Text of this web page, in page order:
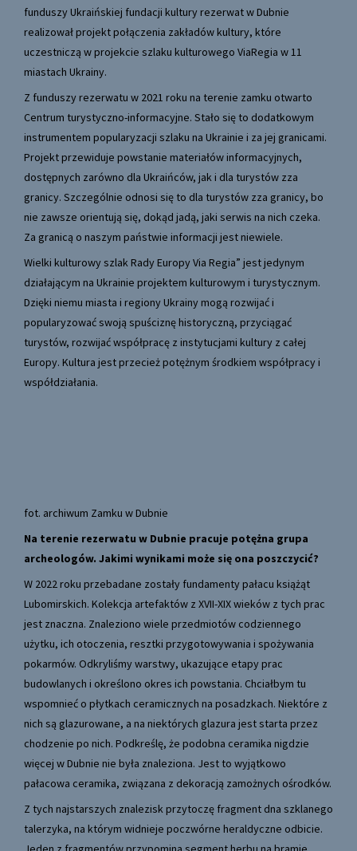
funduszy Ukraińskiej fundacji kultury rezerwat w Dubnie
realizował projekt połączenia zakładów kultury, które
uczestniczą w projekcie szlaku kulturowego ViaRegia w 11
miastach Ukrainy.
Z funduszy rezerwatu w 2021 roku na terenie zamku otwarto
Centrum turystyczno-informacyjne. Stało się to dodatkowym
instrumentem popularyzacji szlaku na Ukrainie i za jej granicami.
Projekt przewiduje powstanie materiałów informacyjnych,
dostępnych zarówno dla Ukraińców, jak i dla turystów zza
granicy. Szczególnie odnosi się to dla turystów zza granicy, bo
nie zawsze orientują się, dokąd jadą, jaki serwis na nich czeka.
Za granicą o naszym państwie informacji jest niewiele.
Wielki kulturowy szlak Rady Europy Via Regia” jest jedynym
działającym na Ukrainie projektem kulturowym i turystycznym.
Dzięki niemu miasta i regiony Ukrainy mogą rozwijać i
popularyzować swoją spuściznę historyczną, przyciągać
turystów, rozwijać współpracę z instytucjami kultury z całej
Europy. Kultura jest przecież potężnym środkiem współpracy i
współdziałania.
fot. archiwum Zamku w Dubnie
Na terenie rezerwatu w Dubnie pracuje potężna grupa
archeologów. Jakimi wynikami może się ona poszczycić?
W 2022 roku przebadane zostały fundamenty pałacu książąt
Lubomirskich. Kolekcja artefaktów z XVII-XIX wieków z tych prac
jest znaczna. Znaleziono wiele przedmiotów codziennego
użytku, ich otoczenia, resztki przygotowywania i spożywania
pokarmów. Odkryliśmy warstwy, ukazujące etapy prac
budowlanych i określono okres ich powstania. Chciałbym tu
wspomnieć o płytkach ceramicznych na posadzkach. Niektóre z
nich są glazurowane, a na niektórych glazura jest starta przez
chodzenie po nich. Podkreślę, że podobna ceramika nigdzie
więcej w Dubnie nie była znaleziona. Jest to wyjątkowo
pałacowa ceramika, związana z dekoracją zamożnych ośrodków.
Z tych najstarszych znalezisk przytoczę fragment dna szklanego
talerzyka, na którym widnieje poczwórne heraldyczne odbicie.